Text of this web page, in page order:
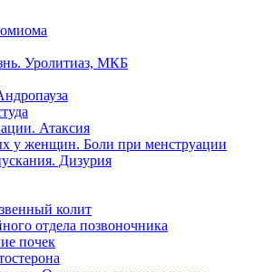
Уролитиаз, МКБ
Атаксия
у женщин. Боли при менструации
Дизурия
колит
отдела позвоночника
почек